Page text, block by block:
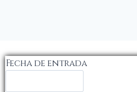
Fecha de entrada